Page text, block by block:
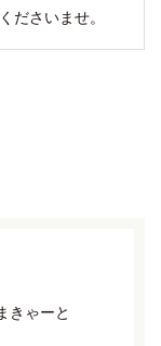
ださいませ。
きゃーと